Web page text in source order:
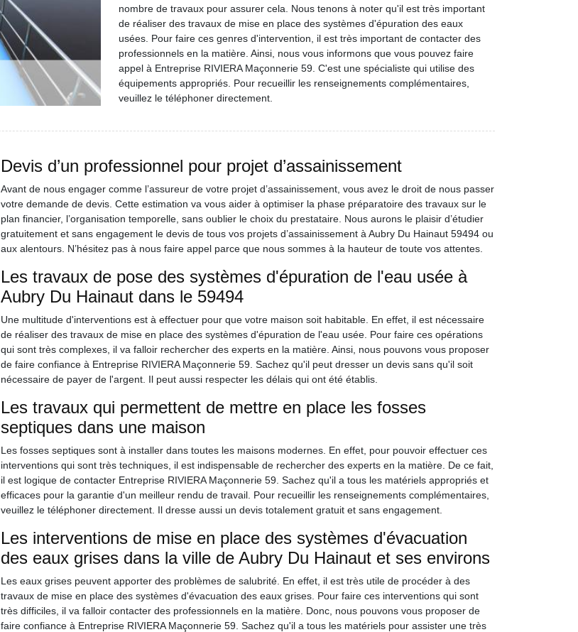
nombre de travaux pour assurer cela. Nous tenons à noter qu'il est très important
de réaliser des travaux de mise en place des systèmes d'épuration des eaux
usées. Pour faire ces genres d'intervention, il est très important de contacter des
professionnels en la matière. Ainsi, nous vous informons que vous pouvez faire
appel à Entreprise RIVIERA Maçonnerie 59. C'est une spécialiste qui utilise des
équipements appropriés. Pour recueillir les renseignements complémentaires,
veuillez le téléphoner directement.
Devis d’un professionnel pour projet d’assainissement
Avant de nous engager comme l’assureur de votre projet d’assainissement, vous avez le droit de nous passer
votre demande de devis. Cette estimation va vous aider à optimiser la phase préparatoire des travaux sur le
plan financier, l’organisation temporelle, sans oublier le choix du prestataire. Nous aurons le plaisir d’étudier
gratuitement et sans engagement le devis de tous vos projets d’assainissement à Aubry Du Hainaut 59494 ou
aux alentours. N’hésitez pas à nous faire appel parce que nous sommes à la hauteur de toute vos attentes.
Les travaux de pose des systèmes d'épuration de l'eau usée à
Aubry Du Hainaut dans le 59494
Une multitude d'interventions est à effectuer pour que votre maison soit habitable. En effet, il est nécessaire
de réaliser des travaux de mise en place des systèmes d'épuration de l'eau usée. Pour faire ces opérations
qui sont très complexes, il va falloir rechercher des experts en la matière. Ainsi, nous pouvons vous proposer
de faire confiance à Entreprise RIVIERA Maçonnerie 59. Sachez qu'il peut dresser un devis sans qu'il soit
nécessaire de payer de l'argent. Il peut aussi respecter les délais qui ont été établis.
Les travaux qui permettent de mettre en place les fosses
septiques dans une maison
Les fosses septiques sont à installer dans toutes les maisons modernes. En effet, pour pouvoir effectuer ces
interventions qui sont très techniques, il est indispensable de rechercher des experts en la matière. De ce fait,
il est logique de contacter Entreprise RIVIERA Maçonnerie 59. Sachez qu'il a tous les matériels appropriés et
efficaces pour la garantie d'un meilleur rendu de travail. Pour recueillir les renseignements complémentaires,
veuillez le téléphoner directement. Il dresse aussi un devis totalement gratuit et sans engagement.
Les interventions de mise en place des systèmes d'évacuation
des eaux grises dans la ville de Aubry Du Hainaut et ses environs
Les eaux grises peuvent apporter des problèmes de salubrité. En effet, il est très utile de procéder à des
travaux de mise en place des systèmes d'évacuation des eaux grises. Pour faire ces interventions qui sont
très difficiles, il va falloir contacter des professionnels en la matière. Donc, nous pouvons vous proposer de
faire confiance à Entreprise RIVIERA Maçonnerie 59. Sachez qu'il a tous les matériels pour assister une très